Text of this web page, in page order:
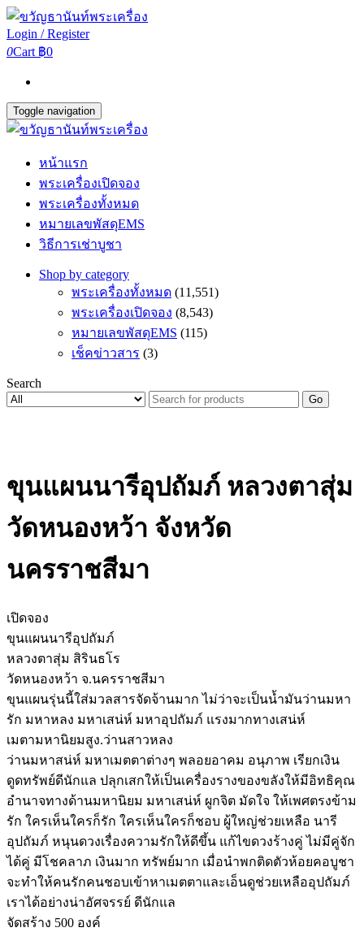
Login / Register
0Cart ฿0
Toggle navigation
หน้าแรก
พระเครื่องเปิดจอง
พระเครื่องทั้งหมด
หมายเลขพัสดุEMS
วิธีการเช่าบูชา
Shop by category
พระเครื่องทั้งหมด (11,551)
พระเครื่องเปิดจอง (8,543)
หมายเลขพัสดุEMS (115)
เช็คข่าวสาร (3)
Search
Go
ขุนแผนนารีอุปถัมภ์ หลวงตาสุ่ม
วัดหนองหว้า จังหวัด
นครราชสีมา
เปิดจอง
ขุนแผนนารีอุปถัมภ์
หลวงตาสุ่ม สิรินธโร
วัดหนองหว้า จ.นครราชสีมา
ขุนแผนรุ่นนี้ใส่มวลสารจัดจ้านมาก ไม่ว่าจะเป็นน้ำมันว่านมหา
รัก มหาหลง มหาเสน่ห์ มหาอุปถัมภ์ แรงมากทางเสน่ห์
เมตามหานิยมสูง.ว่านสาวหลง
ว่านมหาสน่ห์ มหาเมตตาต่างๆ พลอยอาคม อนุภาพ เรียกเงิน
ดูดทรัพย์ดีนักแล ปลุกเสกให้เป็นเครื่องรางของขลังให้มีอิทธิคุณ
อำนาจทางด้านมหานิยม มหาเสน่ห์ ผูกจิต มัดใจ ให้เพศตรงข้าม
รัก ใครเห็นใครก็รัก ใครเห็นใครก็ชอบ ผู้ใหญ่ช่วยเหลือ นารี
อุปถัมภ์ หนุนดวงเรื่องความรักให้ดีขึ้น แก้ไขดวงร้างคู่ ไม่มีคู่จัก
ได้คู่ มีโชคลาภ เงินมาก ทรัพย์มาก เมื่อนำพกติดตัวห้อยคอบูชา
จะทำให้คนรักคนชอบเข้าหาเมตตาและเอ็นดูช่วยเหลืออุปถัมภ์
เราได้อย่างน่าอัศจรรย์ ดีนักแล
จัดสร้าง 500 องค์